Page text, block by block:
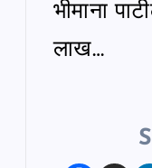
भीमाना
लाख…